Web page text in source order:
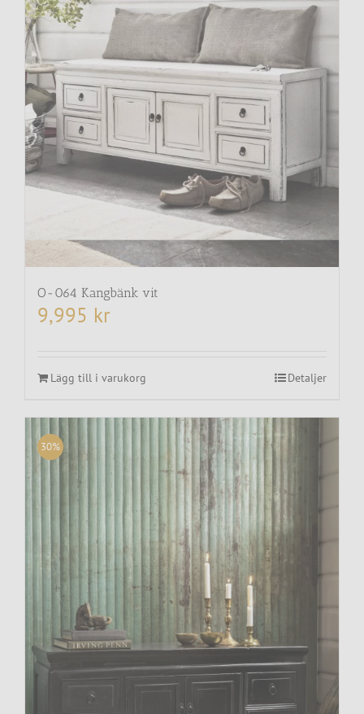
O-064 Kangbänk vit
9,995 kr
Lägg till i varukorg Detaljer
30%